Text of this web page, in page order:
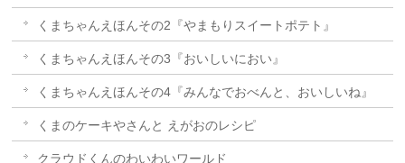
くまちゃんえほんその2『やまもりスイートポテト』
くまちゃんえほんその3『おいしいにおい』
くまちゃんえほんその4『みんなでおべんと、おいしいね』
くまのケーキやさんと えがおのレシピ
クラウドくんのわいわいワールド